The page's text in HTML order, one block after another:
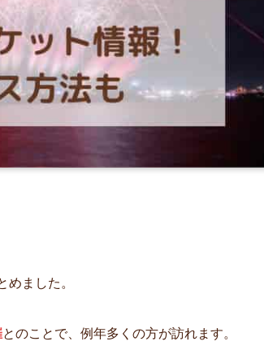
ました。
とのことで、例年多くの方が訪れます。